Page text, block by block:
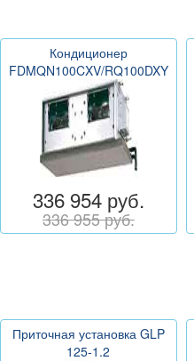
Кондиционер
FDMQN100CXV/RQ100DXY
336 954 руб.
336 955 руб.
Приточная установка GLP
125-1.2